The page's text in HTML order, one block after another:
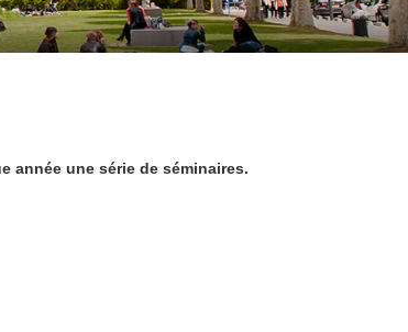
année une série de séminaires.